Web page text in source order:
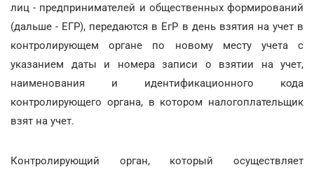
лиц - предпринимателей и общественных формирований
(дальше - ЕГР), передаются в ЕгР в день взятия на учет в
контролирующем органе по новому месту учета с
указанием даты и номера записи о взятии на учет,
наименования и идентификационного кода
контролирующего органа, в котором налогоплательщик
взят на учет.
Контролирующий орган, который осуществляет